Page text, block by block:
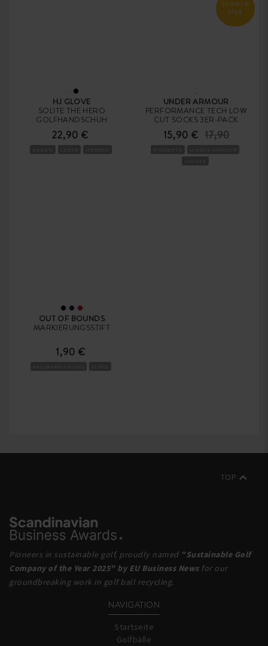
HJ GLOVE
SOLITE THE HERO
GOLFHANDSCHUH
22,90 €
SUMMER
SALE
UNDER ARMOUR
PERFORMANCE TECH LOW
CUT SOCKS 3ER-PACK
15,90 € 17,90
OUT OF BOUNDS
MARKIERUNGSSTIFT
1,90 €
Pioneers in sustainable golf, proudly named "Sustainable Golf
Company of the Year 2025" by EU Business Newsfor our
groundbreaking work in golf ball recycling.
TOP
NAVIGATION
Startseite
Golfbälle